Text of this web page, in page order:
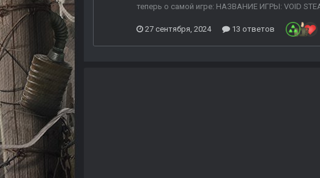
теперь о самой игре: НАЗВАНИЕ ИГРЫ: VOID
27 сентября, 2024 13 ответов